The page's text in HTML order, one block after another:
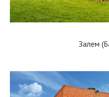
Залем